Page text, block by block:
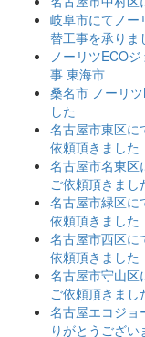
岐阜市にてノー
替工事を承りま
ノーリツECO
事 東海市
桑名市 ノーリ
した
名古屋市東区に
依頼頂きました
名古屋市名東区
ご依頼頂きまし
名古屋市緑区に
依頼頂きました
名古屋市西区に
依頼頂きました
名古屋市守山区
ご依頼頂きまし
名古屋エコジョ
りがとうござい